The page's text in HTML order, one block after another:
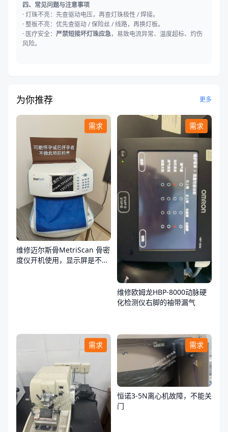
四、常见问题与注意事项
· 灯珠不亮：先查驱动电压，再查灯珠极性 / 焊接。
· 整板不亮：优先查驱动 / 保险丝 / 线路，再换灯板。
· 医疗安全： 严禁短接坏灯珠应急，易致电流异常、温度超标、灼伤
风险。
为你推荐 更多
需求
维修迈尔斯骨MetriScan 骨密
度仪开机使用，显示屏是不
需求
维修欧姆龙HBP-8000动脉硬
化检测仪右脚的袖带漏气
需求 需求
恒诺3-5N离心机故障，不能关
门